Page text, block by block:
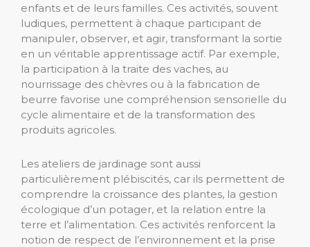
enfants et de leurs familles. Ces activités, souvent
ludiques, permettent à chaque participant de
manipuler, observer, et agir, transformant la sortie
en un véritable apprentissage actif. Par exemple,
la participation à la traite des vaches, au
nourrissage des chèvres ou à la fabrication de
beurre favorise une compréhension sensorielle du
cycle alimentaire et de la transformation des
produits agricoles.
Les ateliers de jardinage sont aussi
particulièrement plébiscités, car ils permettent de
comprendre la croissance des plantes, la gestion
écologique d’un potager, et la relation entre la
terre et l’alimentation. Ces activités renforcent la
notion de respect de l’environnement et la prise